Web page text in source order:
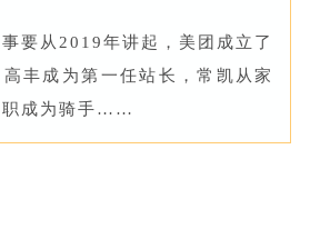
要从2019年讲起，美团成立了
丰成为第一任站长，常凯从家
职成为骑手……